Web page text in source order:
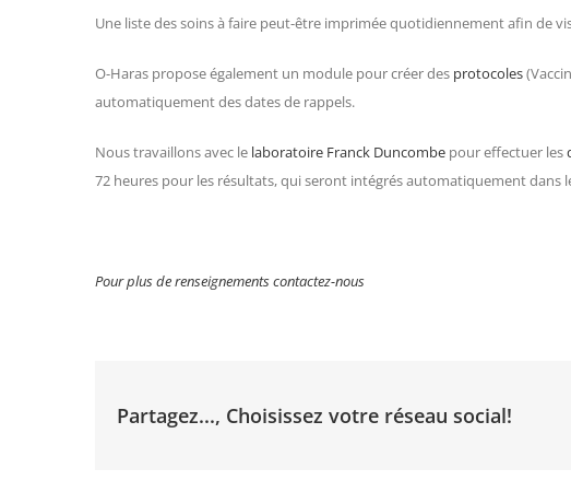
Une liste des soins à faire peut-être imprimée quotidiennement afin de
O-Haras propose également un module pour créer des protocoles
automatiquement des dates de rappels.
Nous travaillons avec le laboratoire Franck Duncombe pour effectuer les
72 heures pour les résultats, qui seront intégrés automatiquement dans
Pour plus de renseignements contactez-nous
Partagez..., Choisissez votre réseau social!